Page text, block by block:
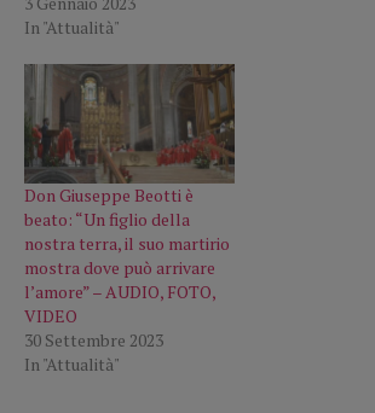
In "Attualità"
Don Giuseppe Beotti è
beato: “Un figlio della
nostra terra, il suo martirio
mostra dove può arrivare
l’amore” – AUDIO, FOTO,
VIDEO
30 Settembre 2023
In "Attualità"